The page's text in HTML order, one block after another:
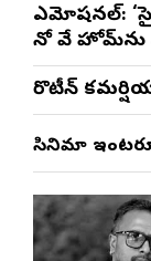
ఎమోష‌న‌ల్‌:
నో వే హోమ్‌ను
రొటీన్‌
సినిమా